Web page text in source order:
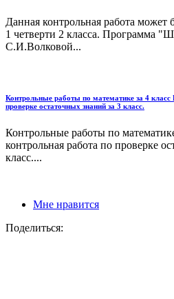
Данная контрольная работа может
1 четверти 2 класса. Программа
С.И.Волковой...
Контрольные работы по математике за 4 класс
проверке остаточных знаний за 3 класс.
Контрольные работы по
контрольная работа по проверке
класс....
Мне нравится
Поделиться: